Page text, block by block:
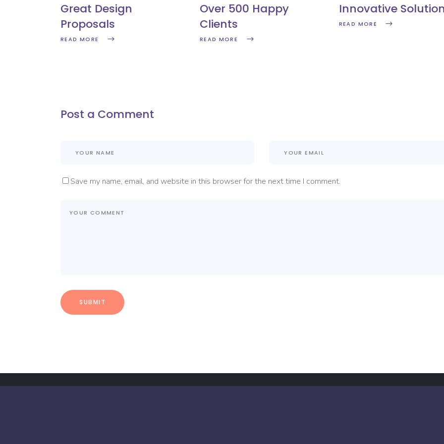
Great Design
Proposals
READ MORE
Over 500 Happy
Clients
READ MORE
Innovative
READ MORE
Post a Comment
Save my name, email, and website in this browser for the next time I comment.